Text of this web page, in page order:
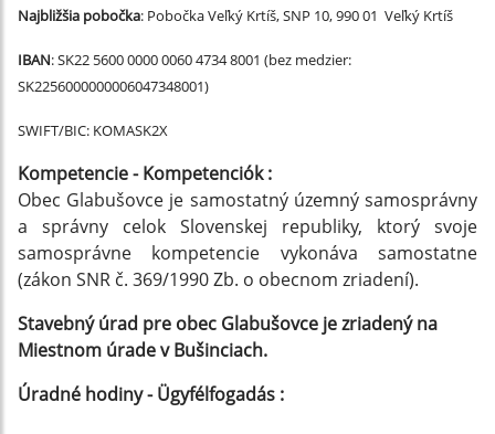
Najbližšia pobočka: Pobočka Veľký Krtíš, SNP 10, 990 01 Veľký Krtíš
IBAN: SK22 5600 0000 0060 4734 8001 (bez medzier:
SK2256000000006047348001)
SWIFT/BIC: KOMASK2X
Kompetencie - Kompetenciók :
Obec Glabušovce je samostatný územný samosprávny
a správny celok Slovenskej republiky, ktorý svoje
samosprávne kompetencie vykonáva samostatne
(zákon SNR č. 369/1990 Zb. o obecnom zriadení).
Stavebný úrad pre obec Glabušovce je zriadený na
Miestnom úrade v Bušinciach.
Úradné hodiny - Ügyfélfogadás :